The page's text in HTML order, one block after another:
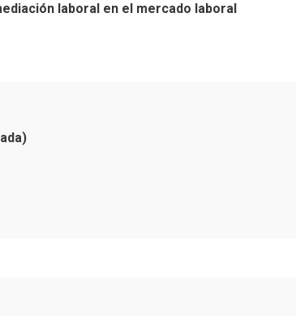
laboral en el mercado laboral